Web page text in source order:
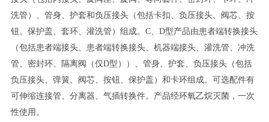
洗管）、管身、护套和负压接头（包括卡扣、负压接头、阀芯、按
钮、保护盖、套环、灌洗管）组成。 C、 D型产品由患者端转换接头
（包括患者端接头、患者端转换接头、机器端接头、灌洗管、冲洗
管、密封环、隔离阀（仅D型））、管身、护套、负压接头（包括
负压接头、弹簧、阀芯、按钮、保护盖）和卡环组成。可选配件有
可伸缩连接管、分离器、气插转换件。产品经环氧乙烷灭菌，一次
性使用。